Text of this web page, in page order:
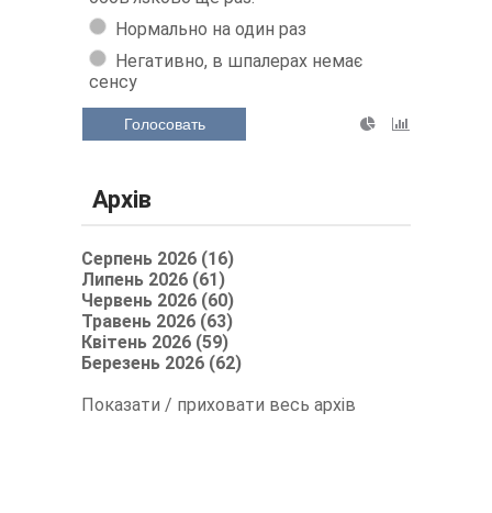
Нормально на один раз
Негативно, в шпалерах немає
сенсу
Голосовать
Архів
Серпень 2026 (16)
Липень 2026 (61)
Червень 2026 (60)
Травень 2026 (63)
Квітень 2026 (59)
Березень 2026 (62)
Показати / приховати весь архів